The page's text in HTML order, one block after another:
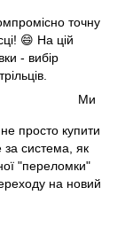
точну
😄 На цій
- вибір
Ми
просто купити
за система, як
"переломки"
на новий